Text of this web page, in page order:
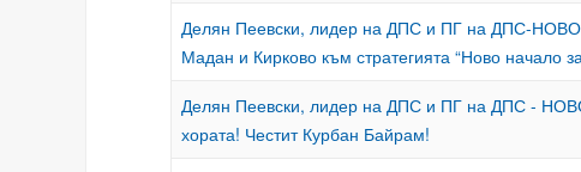
Делян Пеевски, лидер на ДПС и ПГ на ДПС-
Мадан и Кирково към стратегията “Ново начало
Делян Пеевски, лидер на ДПС и ПГ на ДПС -
хората! Честит Курбан Байрам!